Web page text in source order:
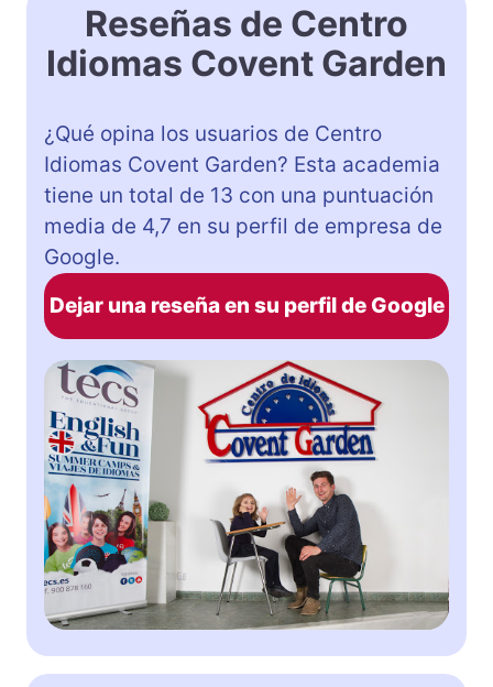
Reseñas de Centro
Idiomas Covent Garden
¿Qué opina los usuarios de Centro
Idiomas Covent Garden? Esta academia
tiene un total de 13 con una puntuación
media de 4,7 en su perfil de empresa de
Google.
Dejar una reseña en su perfil de Google